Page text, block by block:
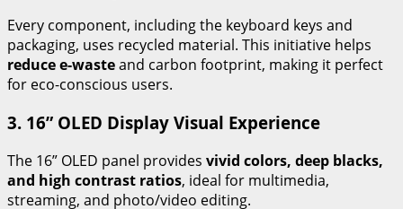
Every component, including the keyboard keys and
packaging, uses recycled material. This initiative helps
reduce e-wasteand carbon footprint, making it perfect
for eco-conscious users.
3. 16” OLED Display Visual Experience
The 16” OLED panel provides vivid colors, deep blacks,
and high contrast ratios, ideal for multimedia,
streaming, and photo/video editing.